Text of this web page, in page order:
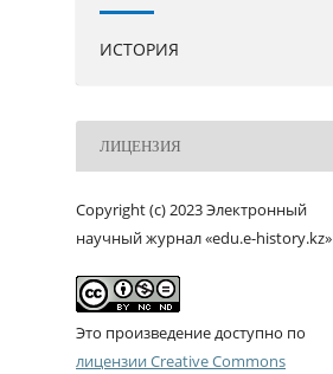
ИСТОРИЯ
ЛИЦЕНЗИЯ
Copyright (c) 2023 Электронный
научный журнал «edu.e-history.kz»
Это произведение доступно по
лицензии Creative Commons